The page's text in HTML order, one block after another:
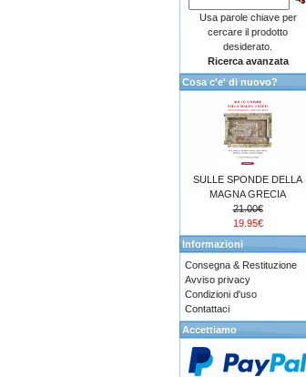
Usa parole chiave per
cercare il prodotto
desiderato.
Ricerca avanzata
Cosa c'e' di nuovo?
SULLE SPONDE DELLA
MAGNA GRECIA
21.00€
19.95€
Informazioni
Consegna & Restituzione
Avviso privacy
Condizioni d'uso
Contattaci
Accettiamo